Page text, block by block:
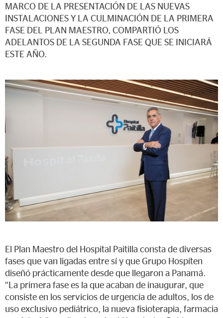
MARCO DE LA PRESENTACIÓN DE LAS NUEVAS
INSTALACIONES Y LA CULMINACIÓN DE LA PRIMERA
FASE DEL PLAN MAESTRO, COMPARTIÓ LOS
ADELANTOS DE LA SEGUNDA FASE QUE SE INICIARÁ
ESTE AÑO.
El Plan Maestro del Hospital Paitilla consta de diversas
fases que van ligadas entre sí y que Grupo Hospiten
diseñó prácticamente desde que llegaron a Panamá.
“La primera fase es la que acaban de inaugurar, que
consiste en los servicios de urgencia de adultos, los de
uso exclusivo pediátrico, la nueva fisioterapia, farmacia